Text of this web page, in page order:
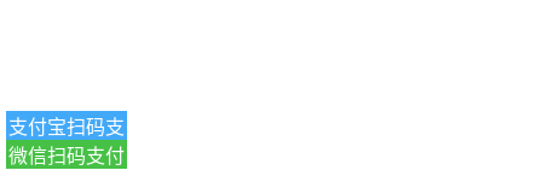
支付宝扫码支
付
微信扫码支付